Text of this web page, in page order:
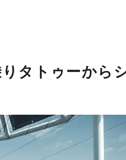
タトゥーから